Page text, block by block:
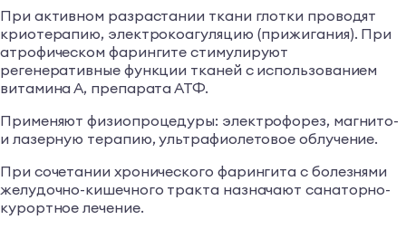
При активном разрастании ткани глотки проводят
криотерапию, электрокоагуляцию (прижигания). При
атрофическом фарингите стимулируют
регенеративные функции тканей с использованием
витамина А, препарата АТФ.
Применяют физиопроцедуры: электрофорез, магнито-
и лазерную терапию, ультрафиолетовое облучение.
При сочетании хронического фарингита с болезнями
желудочно-кишечного тракта назначают санаторно-
курортное лечение.